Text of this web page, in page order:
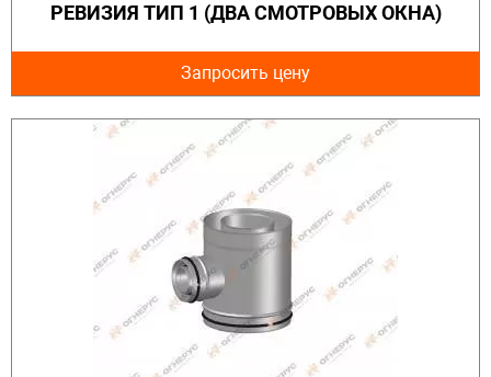
РЕВИЗИЯ ТИП 1 (ДВА СМОТРОВЫХ ОКНА)
Запросить цену